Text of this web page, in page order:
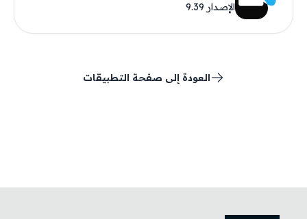
الإصدار 9.39
العودة إلى صفحة التطبيقات